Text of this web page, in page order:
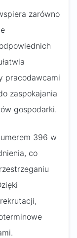
zarówno
pracodawcami
zaspokajania
gospodarki.
396 w
co